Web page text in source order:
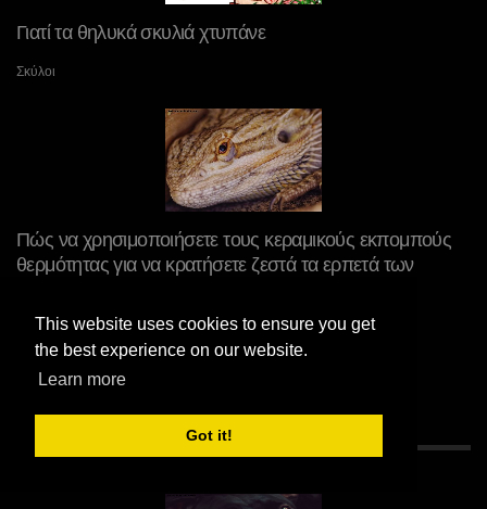
This website uses cookies to ensure you get
the best experience on our website.
Learn more
Got it!
Γιατί τα θηλυκά σκυλιά χτυπάνε
Σκύλοι
Πώς να χρησιμοποιήσετε τους κεραμικούς εκπομπούς
θερμότητας για να κρατήσετε ζεστά τα ερπετά των
Ερπετά & αμφίβια